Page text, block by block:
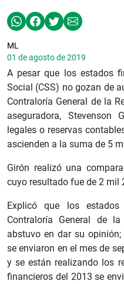
ML
01 de agosto de 2019
A pesar que los estados
Social (CSS) no gozan de
Contraloría General de la
aseguradora,
legales o reservas
ascienden a la suma de 5
Girón realizó una
cuyo resultado fue de 2 mil
Explicó que los
Contraloría General de
abstuvo en dar su
se enviaron en el mes de
y se están realizando los
financieros del 2013 se